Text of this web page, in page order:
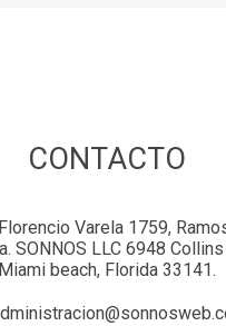
CONTACTO
Varela 1759,
SONNOS LLC 6948
Miami beach, Florida 33141.